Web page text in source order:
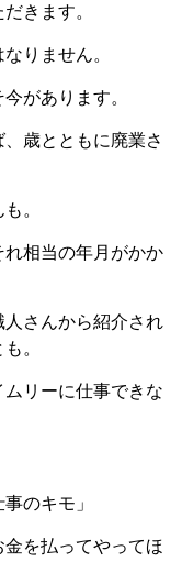
きます。
りません。
があります。
歳とともに廃業さ
。
相当の年月がかか
さんから紹介され
。
リーに仕事できな
のキモ」
を払ってやってほ